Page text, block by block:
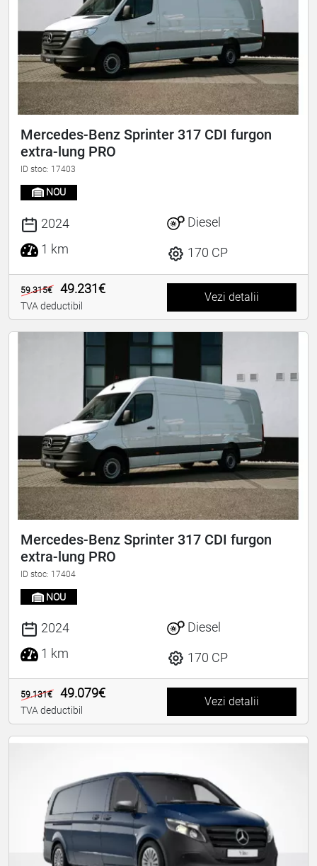
Mercedes-Benz Sprinter 317 CDI furgon
extra-lung PRO
ID stoc: 17403
NOU
2024
1 km
Diesel
170 CP
59.315€ 49.231€
TVA deductibil
Vezi detalii
Mercedes-Benz Sprinter 317 CDI furgon
extra-lung PRO
ID stoc: 17404
NOU
2024
1 km
Diesel
170 CP
59.131€ 49.079€
TVA deductibil
Vezi detalii